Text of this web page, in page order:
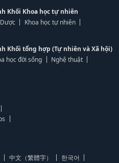
Khối Khoa học tự nhiên
Dược
Khoa học tự nhiên
Khối tổng hợp (Tự nhiên và Xã hội)
học đời sống
Nghệ thuật
中文（繁體字）
한국어